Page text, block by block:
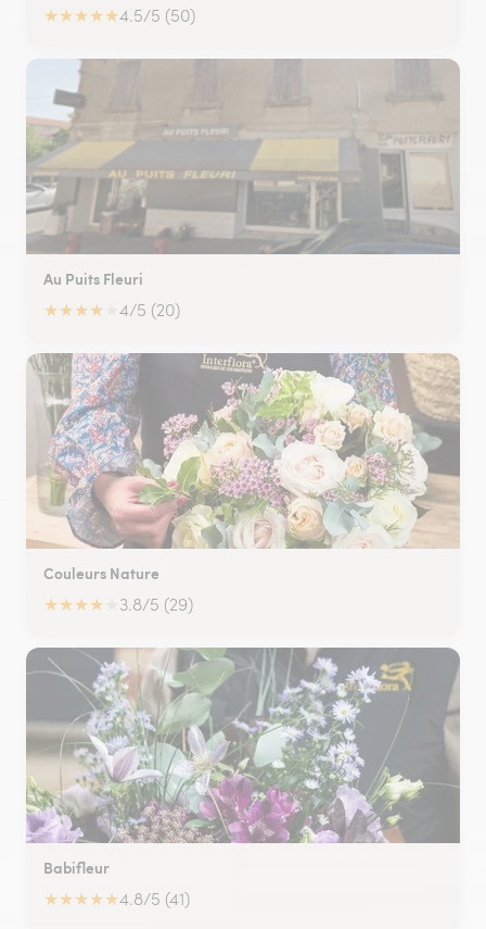
★★★★★4.5/5 (50)
Au Puits Fleuri
★★★★ 4/5 (20)
Couleurs Nature
★★★★ 3.8/5 (29)
Babifleur
★★★★★4.8/5 (41)